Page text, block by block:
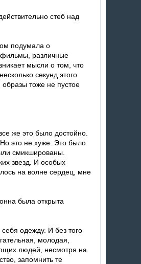
стеб над
подумала о
различные
мысли о том, что
секунд этого
тоже не пустое
же это было достойно.
это не хуже. Это было
смикшированы.
звезд. И особых
на волне сердец, мне
была открыта
одежду. И без того
молодая,
людей, несмотря на
запомнить те